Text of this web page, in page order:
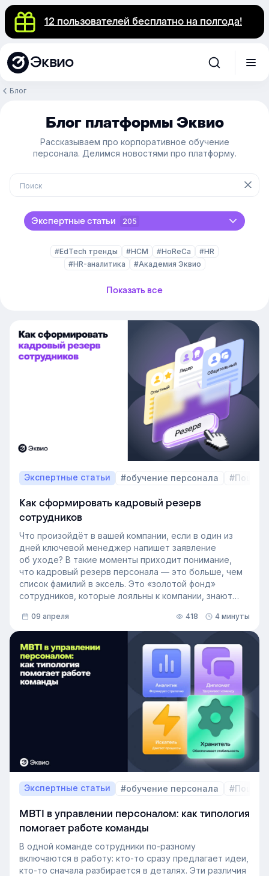
12 пользователей бесплатно на полгода!
Эквио
Блог
Блог платформы Эквио
Рассказываем про корпоративное обучение
персонала. Делимся новостями про платформу.
Экспертные статьи 205
#EdTech тренды #HCM #HoReCa
#HR
#HR-аналитика
#Академия Эквио
Показать все
Экспертные статьи #обучение персонала
Как сформировать кадровый резерв
сотрудников
Что произойдёт в вашей компании, если в один из
дней ключевой менеджер напишет заявление
об уходе? В такие моменты приходит понимание,
что кадровый резерв персонала — это больше, чем
список фамилий в эксель. Это «золотой фонд»
сотрудников, которые лояльны к компании, знают
освободившуюся должность. Не у каждой компании
есть такой документ, потому что собирать его
вручную — трудоёмкая задача. Однако с приходом
автоматизации формирование кадрового запаса
перестало требовать большого ресурса. Теперь это
важный инструмент для любой компании, которая
не хочет зависеть от капризов рынка труда. В статье
разберёмся, как выстроить процесс формирование
кадрового резерва с помощью современных
09 апреля 418 4 минуты
Экспертные статьи #обучение персонала
MBTI в управлении персоналом: как типология
помогает работе команды
В одной команде сотрудники по-разному
включаются в работу: кто-то сразу предлагает идеи,
кто-то сначала разбирается в деталях. Эти различия